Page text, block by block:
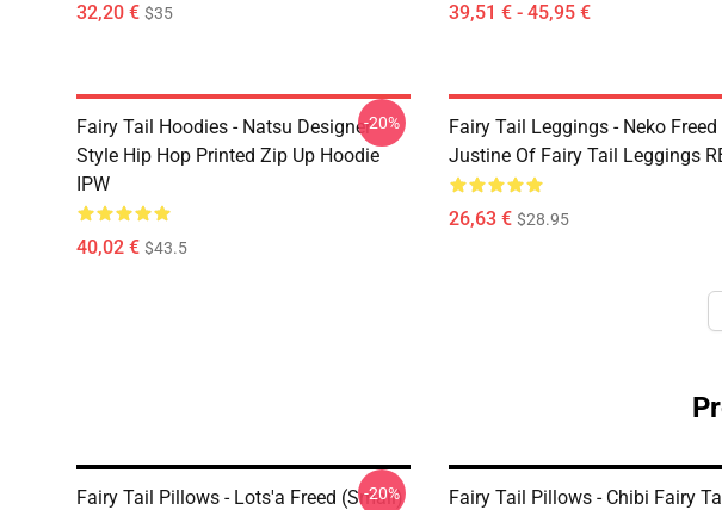
32,20 € $35 39,51 € - 45,95 €
Fairy Tail Hoodies - Natsu Designer
Style Hip Hop Printed Zip Up Hoodie
IPW
40,02 € $43.5
-20%
Fairy Tail Leggings - Neko Freed
Justine Of Fairy Tail Leggings
26,63 € $28.95
Fairy Tail Pillows - Lots'a Freed (Small)
-20%
Fairy Tail Pillows - Chibi Fairy